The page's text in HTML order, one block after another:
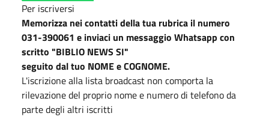
Per iscriversi
Memorizza nei contatti della tua rubrica il numero
031-390061 e inviaci un messaggio Whatsapp con
scritto "BIBLIO NEWS SI"
seguito dal tuo NOME e COGNOME.
L'iscrizione alla lista broadcast non comporta la
rilevazione del proprio nome e numero di telefono da
parte degli altri iscritti